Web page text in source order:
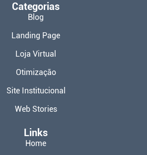
Categorias
Blog
Landing Page
Loja Virtual
Otimização
Site Institucional
Web Stories
Links
Home